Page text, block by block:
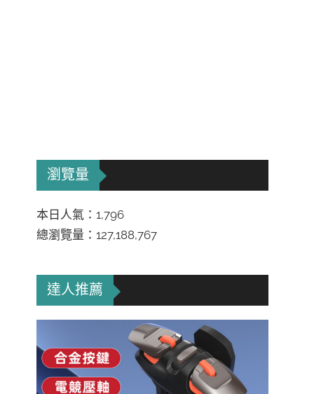
瀏覽量
本日人氣：1,796
總瀏覽量：127,188,767
達人推薦